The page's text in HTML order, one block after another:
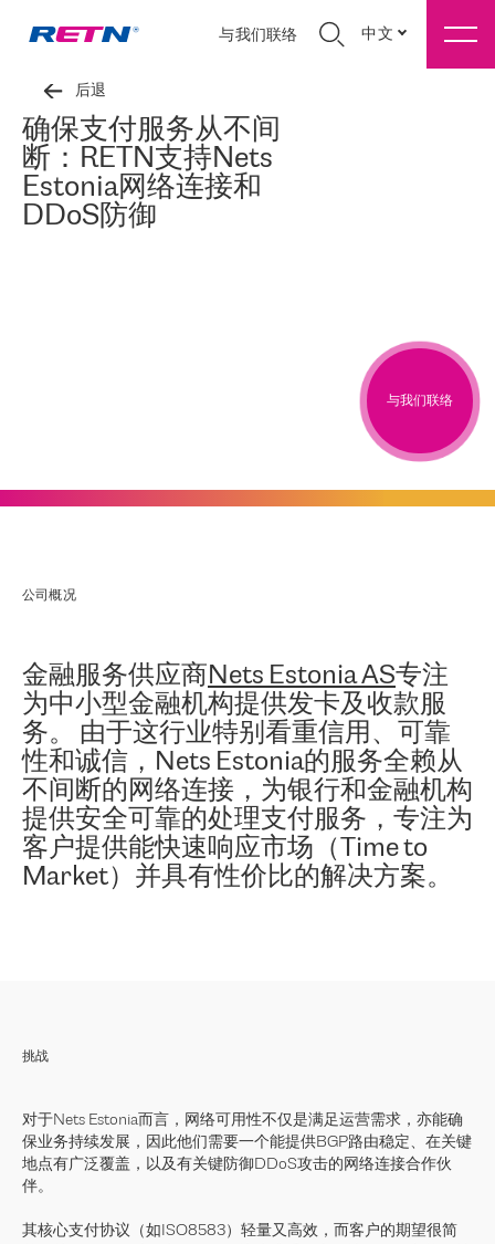
与我们联络 中文
后退
确保支付服务从不间
断：RETN支持Nets
Estonia网络连接和
DDoS防御
与我们联络
公司概况
金融服务供应商 Nets Estonia AS专注
为中小型金融机构提供发卡及收款服
务。 由于这行业特别看重信用、可靠
性和诚信，Nets Estonia的服务全赖从
不间断的网络连接，为银行和金融机构
提供安全可靠的处理支付服务，专注为
客户提供能快速响应市场（Time to
Market）并具有性价比的解决方案。
挑战
对于Nets Estonia而言，网络可用性不仅是满足运营需求，亦能确
保业务持续发展，因此他们需要一个能提供BGP路由稳定、在关键
地点有广泛覆盖，以及有关键防御DDoS攻击的网络连接合作伙
伴。
其核心支付协议（如ISO8583）轻量又高效，而客户的期望很简